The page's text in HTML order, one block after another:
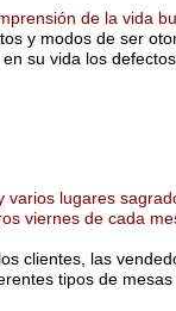
de la vida
y modos de ser
su vida los
varios lugares
viernes de cada
clientes, las
tipos de mesas